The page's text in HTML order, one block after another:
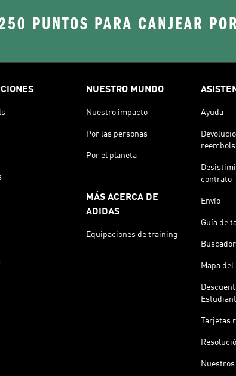
PUNTOS PARA CANJEAR
NUESTRO MUNDO
Nuestro impacto
Por las personas
Por el planeta
MÁS ACERCA DE
ADIDAS
Equipaciones de training
Ayuda
contrato
Envío
Guía de
Mapa
Tarjetas